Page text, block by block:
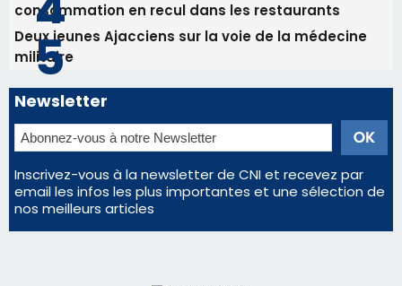
Inscrivez-vous à la newsletter de CNI et recevez par
email les infos les plus importantes et une sélection de
nos meilleurs articles
Régie publicitaire
Mentions légales
Nous contacter